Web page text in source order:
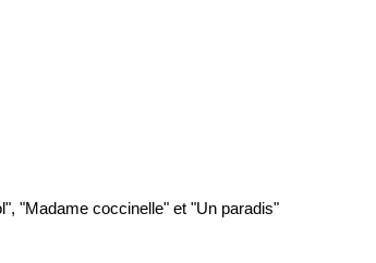
"Madame coccinelle" et "Un paradis"